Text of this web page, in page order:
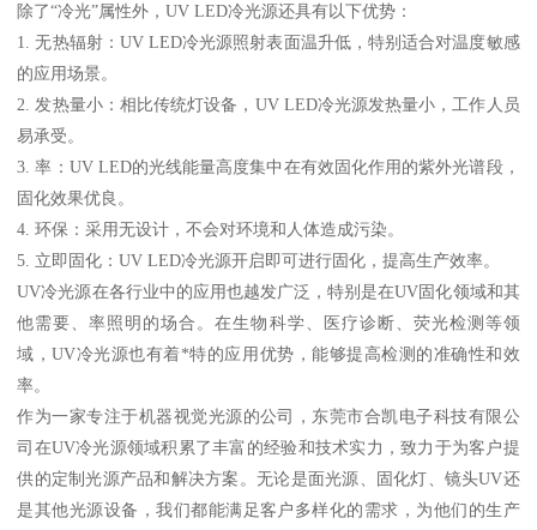
除了“冷光”属性外，UV LED冷光源还具有以下优势：
1. 无热辐射：UV LED冷光源照射表面温升低，特别适合对温度敏感
的应用场景。
2. 发热量小：相比传统灯设备，UV LED冷光源发热量小，工作人员
易承受。
3. 率：UV LED的光线能量高度集中在有效固化作用的紫外光谱段，
固化效果优良。
4. 环保：采用无设计，不会对环境和人体造成污染。
5. 立即固化：UV LED冷光源开启即可进行固化，提高生产效率。
UV冷光源在各行业中的应用也越发广泛，特别是在UV固化领域和其
他需要、率照明的场合。在生物科学、医疗诊断、荧光检测等领
域，UV冷光源也有着*特的应用优势，能够提高检测的准确性和效
率。
作为一家专注于机器视觉光源的公司，东莞市合凯电子科技有限公
司在UV冷光源领域积累了丰富的经验和技术实力，致力于为客户提
供的定制光源产品和解决方案。无论是面光源、固化灯、镜头UV还
是其他光源设备，我们都能满足客户多样化的需求，为他们的生产